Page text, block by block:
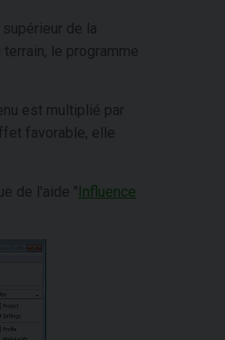
de la
le programme
est multiplié par
favorable, elle
de l'aide "Influence